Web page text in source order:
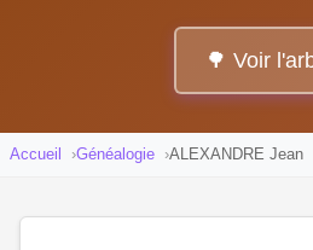
🌳 Voir
Accueil Généalogie ALEXANDRE Jean